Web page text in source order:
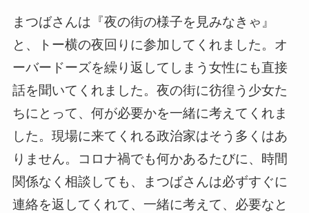
まつばさんは『夜の街の様子を見みなきゃ』
と、トー横の夜回りに参加してくれました。オ
ーバードーズを繰り返してしまう女性にも直接
話を聞いてくれました。夜の街に彷徨う少女た
ちにとって、何が必要かを一緒に考えてくれま
した。現場に来てくれる政治家はそう多くはあ
りません。コロナ禍でも何かあるたびに、時間
関係なく相談しても、まつばさんは必ずすぐに
連絡を返してくれて、一緒に考えて、必要なと